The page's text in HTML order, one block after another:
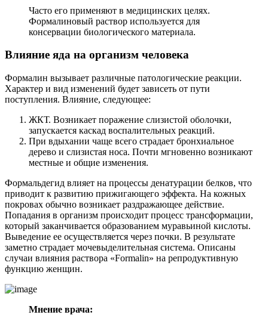
Часто его применяют в медицинских целях.
Формалиновый раствор используется для
консервации биологического материала.
Влияние яда на организм человека
Формалин вызывает различные патологические реакции.
Характер и вид изменений будет зависеть от пути
поступления. Влияние, следующее:
ЖКТ. Возникает поражение слизистой оболочки,
запускается каскад воспалительных реакций.
При вдыхании чаще всего страдает бронхиальное
дерево и слизистая носа. Почти мгновенно возникают
местные и общие изменения.
Формальдегид влияет на процессы денатурации белков, что
приводит к развитию прижигающего эффекта. На кожных
покровах обычно возникает раздражающее действие.
Попадания в организм происходит процесс трансформации,
который заканчивается образованием муравьиной кислоты.
Выведение ее осуществляется через почки. В результате
заметно страдает мочевыделительная система. Описаны
случаи влияния раствора «Formalin» на репродуктивную
функцию женщин.
Мнение врача: